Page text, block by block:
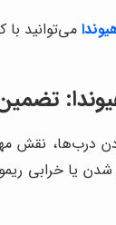
می‌توانید
درب‌ها،
یا خرابی